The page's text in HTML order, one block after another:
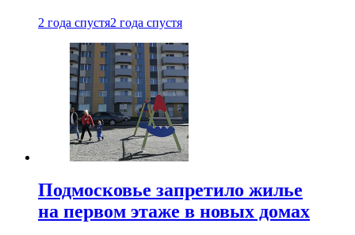
2 года спустя2 года спустя
Подмосковье запретило жилье
на первом этаже в новых домах